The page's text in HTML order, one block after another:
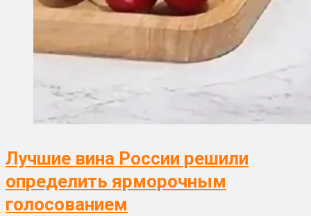
Лучшие вина России решили
определить ярморочным
голосованием